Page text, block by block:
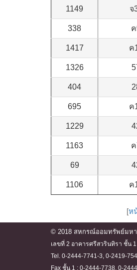
1149 จ
338
1417 ค
1326
404
695 ค
1229
1163
69
1106 ค
[ห
© 2018 สหกรณ์ออมทรัพย์มห
เลขที่ 2 อาคารศรีสวรินทิรา ชั้น
Tel. 0-2444-7741-3, 0-2419-
Fax ชั้น 1 : 0-2444-7738, 0-